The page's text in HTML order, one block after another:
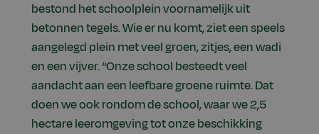
bestond het schoolplein voornamelijk uit
betonnen tegels. Wie er nu komt, ziet een speels
aangelegd plein met veel groen, zitjes, een wadi
en een vijver. “Onze school besteedt veel
aandacht aan een leefbare groene ruimte. Dat
doen we ook rondom de school, waar we 2,5
hectare leeromgeving tot onze beschikking